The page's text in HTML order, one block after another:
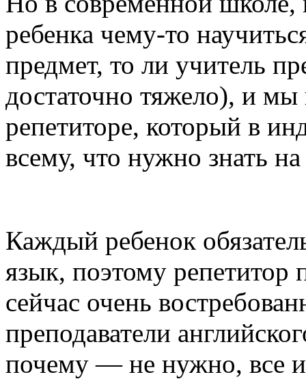
ребенка чему-то
предмет, то ли учитель
достаточно тяжело), и
репетиторе, который в
всему, что нужно знать
Каждый ребенок
язык, поэтому репетитор
сейчас очень
преподаватели
почему — не нужно, все